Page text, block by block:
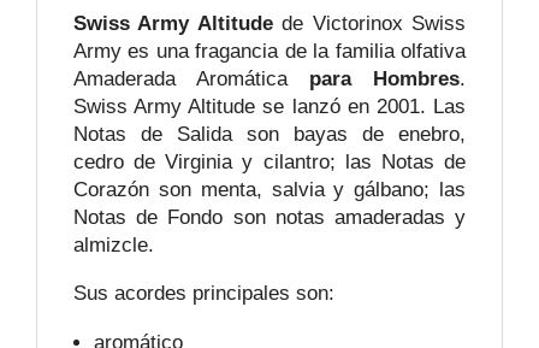
Swiss Army Altitudede Victorinox Swiss
Army es una fragancia de la familia olfativa
Amaderada Aromática para Hombres.
Swiss Army Altitude se lanzó en 2001. Las
Notas de Salida son bayas de enebro,
cedro de Virginia y cilantro; las Notas de
Corazón son menta, salvia y gálbano; las
Notas de Fondo son notas amaderadas y
almizcle.
Sus acordes principales son:
aromático